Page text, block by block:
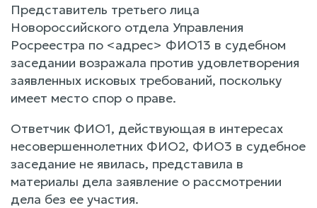
Представитель третьего лица
Новороссийского отдела Управления
Росреестра по <адрес> ФИО13 в судебном
заседании возражала против удовлетворения
заявленных исковых требований, поскольку
имеет место спор о праве.
Ответчик ФИО1, действующая в интересах
несовершеннолетних ФИО2, ФИО3 в судебное
заседание не явилась, представила в
материалы дела заявление о рассмотрении
дела без ее участия.